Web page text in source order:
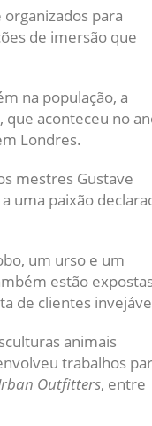
para
de imersão que
na população, a
que aconteceu no
Londres.
mestres Gustave
uma paixão
um urso e um
estão
de clientes
animais
trabalhos
Outfitters, entre